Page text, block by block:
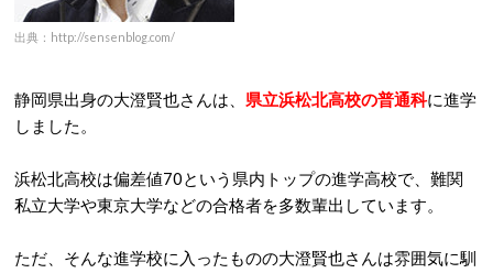
出典：http://sensenblog.com/
静岡県出身の大澄賢也さんは、 県立浜松北高校の普通科に進学
しました。
浜松北高校は偏差値70という県内トップの進学高校で、難関
私立大学や東京大学などの合格者を多数輩出しています。
ただ、そんな進学校に入ったものの大澄賢也さんは雰囲気に馴